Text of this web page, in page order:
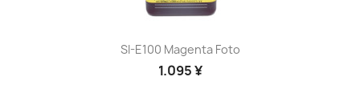
SI-E100 Magenta Foto
1.095 ¥